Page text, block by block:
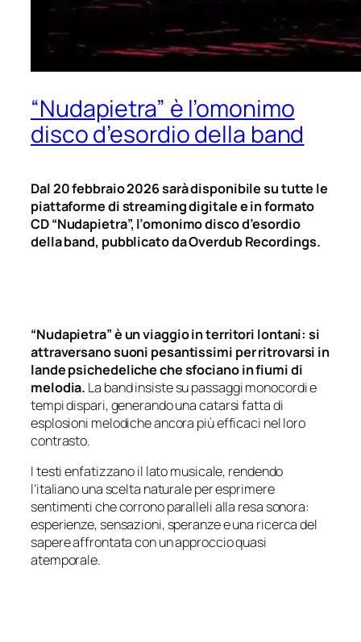
“Nudapietra” è l’omonimo
disco d’esordio della band
Dal 20 febbraio 2026 sarà disponibile su tutte le
piattaforme di streaming digitale e in formato
CD “Nudapietra”, l’omonimo disco d’esordio
della band, pubblicato da Overdub Recordings.
“Nudapietra” è un viaggio in territori lontani: si
attraversano suoni pesantissimi per ritrovarsi in
lande psichedeliche che sfociano in fiumi di
melodia. La band insiste su passaggi monocordi e
tempi dispari, generando una catarsi fatta di
esplosioni melodiche ancora più efficaci nel loro
contrasto.
I testi enfatizzano il lato musicale, rendendo
l’italiano una scelta naturale per esprimere
sentimenti che corrono paralleli alla resa sonora:
esperienze, sensazioni, speranze e una ricerca del
sapere affrontata con un approccio quasi
atemporale.